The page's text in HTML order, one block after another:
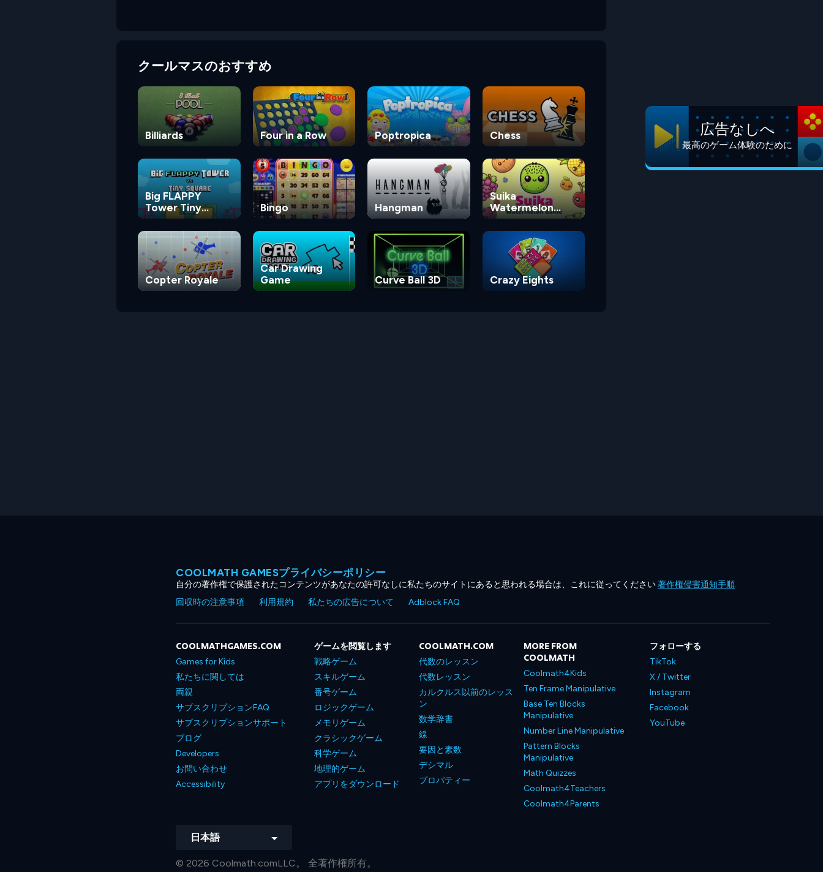
クールマスのおすすめ
Billiards Four in a Row Poptropica Chess
Big FLAPPY
Tower Tiny
Square
Bingo Hangman
Suika
Watermelon
Game
Copter Royale
Car Drawing
Game
Curve Ball 3D Crazy Eights
広告なしへ
最高のゲーム体験のために
COOLMATH GAMESプライバシーポリシー
自分の著作権で保護されたコンテンツがあなたの許可なしに私たちのサイトにあると思われる場合は、これに従ってください著作権侵害通知手順.
回収時の注意事項
利用規約 私たちの広告について Adblock FAQ
COOLMATHGAMES.COM
Games for Kids
私たちに関しては
両親
サブスクリプションFAQ
サブスクリプションサポート
ブログ
Developers
お問い合わせ
Accessibility
ゲームを閲覧します
戦略ゲーム
スキルゲーム
番号ゲーム
ロジックゲーム
メモリゲーム
クラシックゲーム
科学ゲーム
地理的ゲーム
アプリをダウンロード
COOLMATH.COM
代数のレッスン
代数レッスン
カルクルス以前のレッス
ン
数学辞書
線
要因と素数
デシマル
プロパティー
MORE FROM
COOLMATH
Coolmath4Kids
Ten Frame Manipulative
Base Ten Blocks
Manipulative
Number Line Manipulative
Pattern Blocks
Manipulative
Math Quizzes
Coolmath4Teachers
Coolmath4Parents
フォローする
TikTok
X / Twitter
Instagram
Facebook
YouTube
日本語
© 2026 Coolmath.comLLC。 全著作権所有。